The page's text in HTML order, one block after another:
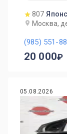
807
Москва,
(985) 551-
20 000
05.08.2026